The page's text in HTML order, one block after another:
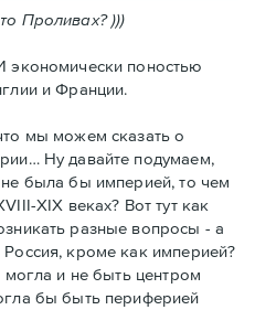
Проливах? )))
экономически поностью
и Франции.
мы можем сказать о
Ну давайте подумаем,
была бы империей, то чем
XIX веках? Вот тут как
разные вопросы - а
кроме как империей?
могла и не быть центром
бы быть периферией